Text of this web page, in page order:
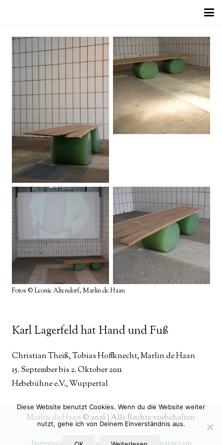
Fotos © Leonie Altendorf, Marlin de Haan
Karl Lagerfeld hat Hand und Fuß
Christian Theiß, Tobias Hoffknecht, Marlin de Haan
15. September bis 2. Oktober 2011
Hebebühne e.V., Wuppertal
Marlin de Haan © 2026 | Alle Rechte vorbehalten
Diese Website benutzt Cookies. Wenn du die Website weiter
nutzt, gehe ich von Deinem Einverständnis aus.